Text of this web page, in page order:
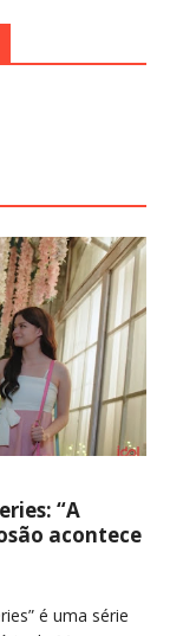
“A
acontece
é uma série